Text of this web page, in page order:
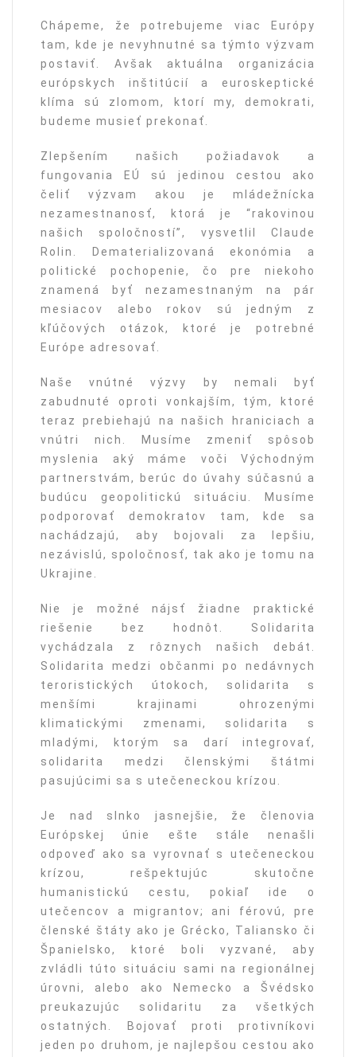
Chápeme, že potrebujeme viac Európy
tam, kde je nevyhnutné sa týmto výzvam
postaviť. Avšak aktuálna organizácia
európskych inštitúcií a euroskeptické
klíma sú zlomom, ktorí my, demokrati,
budeme musieť prekonať.
Zlepšením našich požiadavok a
fungovania EÚ sú jedinou cestou ako
čeliť výzvam akou je mládežnícka
nezamestnanosť, ktorá je “rakovinou
našich spoločností”, vysvetlil Claude
Rolin. Dematerializovaná ekonómia a
politické pochopenie, čo pre niekoho
znamená byť nezamestnaným na pár
mesiacov alebo rokov sú jedným z
kľúčových otázok, ktoré je potrebné
Európe adresovať.
Naše vnútné výzvy by nemali byť
zabudnuté oproti vonkajším, tým, ktoré
teraz prebiehajú na našich hraniciach a
vnútri nich. Musíme zmeniť spôsob
myslenia aký máme voči Východným
partnerstvám, berúc do úvahy súčasnú a
budúcu geopolitickú situáciu. Musíme
podporovať demokratov tam, kde sa
nachádzajú, aby bojovali za lepšiu,
nezávislú, spoločnosť, tak ako je tomu na
Ukrajine.
Nie je možné nájsť žiadne praktické
riešenie bez hodnôt. Solidarita
vychádzala z rôznych našich debát.
Solidarita medzi občanmi po nedávnych
teroristických útokoch, solidarita s
menšími krajinami ohrozenými
klimatickými zmenami, solidarita s
mladými, ktorým sa darí integrovať,
solidarita medzi členskými štátmi
pasujúcimi sa s utečeneckou krízou.
Je nad slnko jasnejšie, že členovia
Európskej únie ešte stále nenašli
odpoveď ako sa vyrovnať s utečeneckou
krízou, rešpektujúc skutočne
humanistickú cestu, pokiaľ ide o
utečencov a migrantov; ani férovú, pre
členské štáty ako je Grécko, Taliansko či
Španielsko, ktoré boli vyzvané, aby
zvládli túto situáciu sami na regionálnej
úrovni, alebo ako Nemecko a Švédsko
preukazujúc solidaritu za všetkých
ostatných. Bojovať proti protivníkovi
jeden po druhom, je najlepšou cestou ako